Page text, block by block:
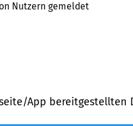
Nutzern gemeldet
App